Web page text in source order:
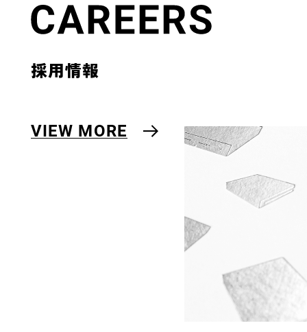
採用情報
VIEW MORE